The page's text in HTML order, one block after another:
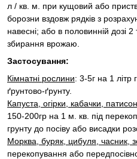
л / кв. м. при кущовий або
борозни вздовж рядків з
навесні; або в половинній дозі 2
збирання врожаю.
Застосування:
Кімнатні рослини: 3-5г на 1 літр
ґрунтово-ґрунту.
Капуста, огірки, кабачки,
150-200гр на 1 м. кв. під
грунту до посіву або висадки
Морква, буряк, цибуля, часник,
перекопування або